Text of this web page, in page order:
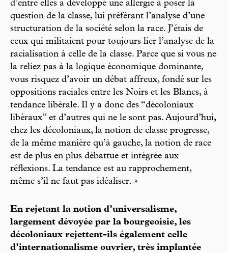
d’entre elles a développé une allergie à poser la
question de la classe, lui préférant l’analyse d’une
structuration de la société selon la race. J’étais de
ceux qui militaient pour toujours lier l’analyse de la
racialisation à celle de la classe. Parce que si vous ne
la reliez pas à la logique économique dominante,
vous risquez d’avoir un débat affreux, fondé sur les
oppositions raciales entre les Noirs et les Blancs, à
tendance libérale. Il y a donc des “décoloniaux
libéraux” et d’autres qui ne le sont pas. Aujourd’hui,
chez les décoloniaux, la notion de classe progresse,
de la même manière qu’à gauche, la notion de race
est de plus en plus débattue et intégrée aux
réflexions. La tendance est au rapprochement,
même s’il ne faut pas idéaliser. »
En rejetant la notion d’universalisme,
largement dévoyée par la bourgeoisie, les
décoloniaux rejettent-ils également celle
d’internationalisme ouvrier, très implantée